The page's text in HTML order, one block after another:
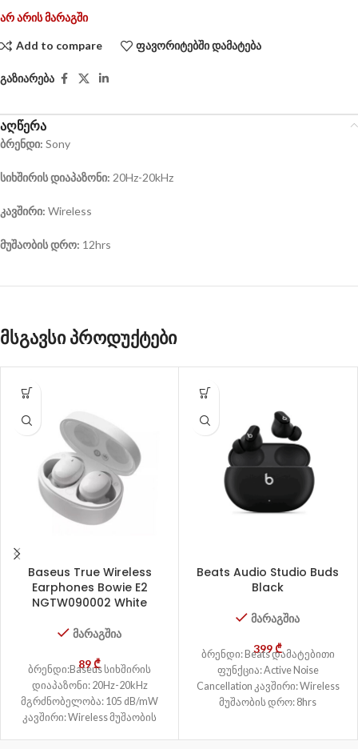
არ არის მარაგში
Add to compare ფავორიტებში დამატება
გაზიარება
აღწერა
ბრენდი: Sony
სიხშირისდიაპაზონი: 20Hz-20kHz
კავშირი: Wireless
მუშაობის დრო: 12hrs
მსგავსი პროდუქტები
Baseus True Wireless
Earphones Bowie E2
NGTW090002 White
მარაგშია
89₾
ბრენდი:Baseus სიხშირის
დიაპაზონი: 20Hz-20kHz
მგრძნობელობა: 105 dB/mW
კავშირი: Wireless მუშაობის
Beats Audio Studio Buds
Black
მარაგშია
399₾
ბრენდი: Beats დამატებითი
ფუნქცია: Active Noise
Cancellation კავშირი: Wireless
მუშაობის დრო: 8hrs